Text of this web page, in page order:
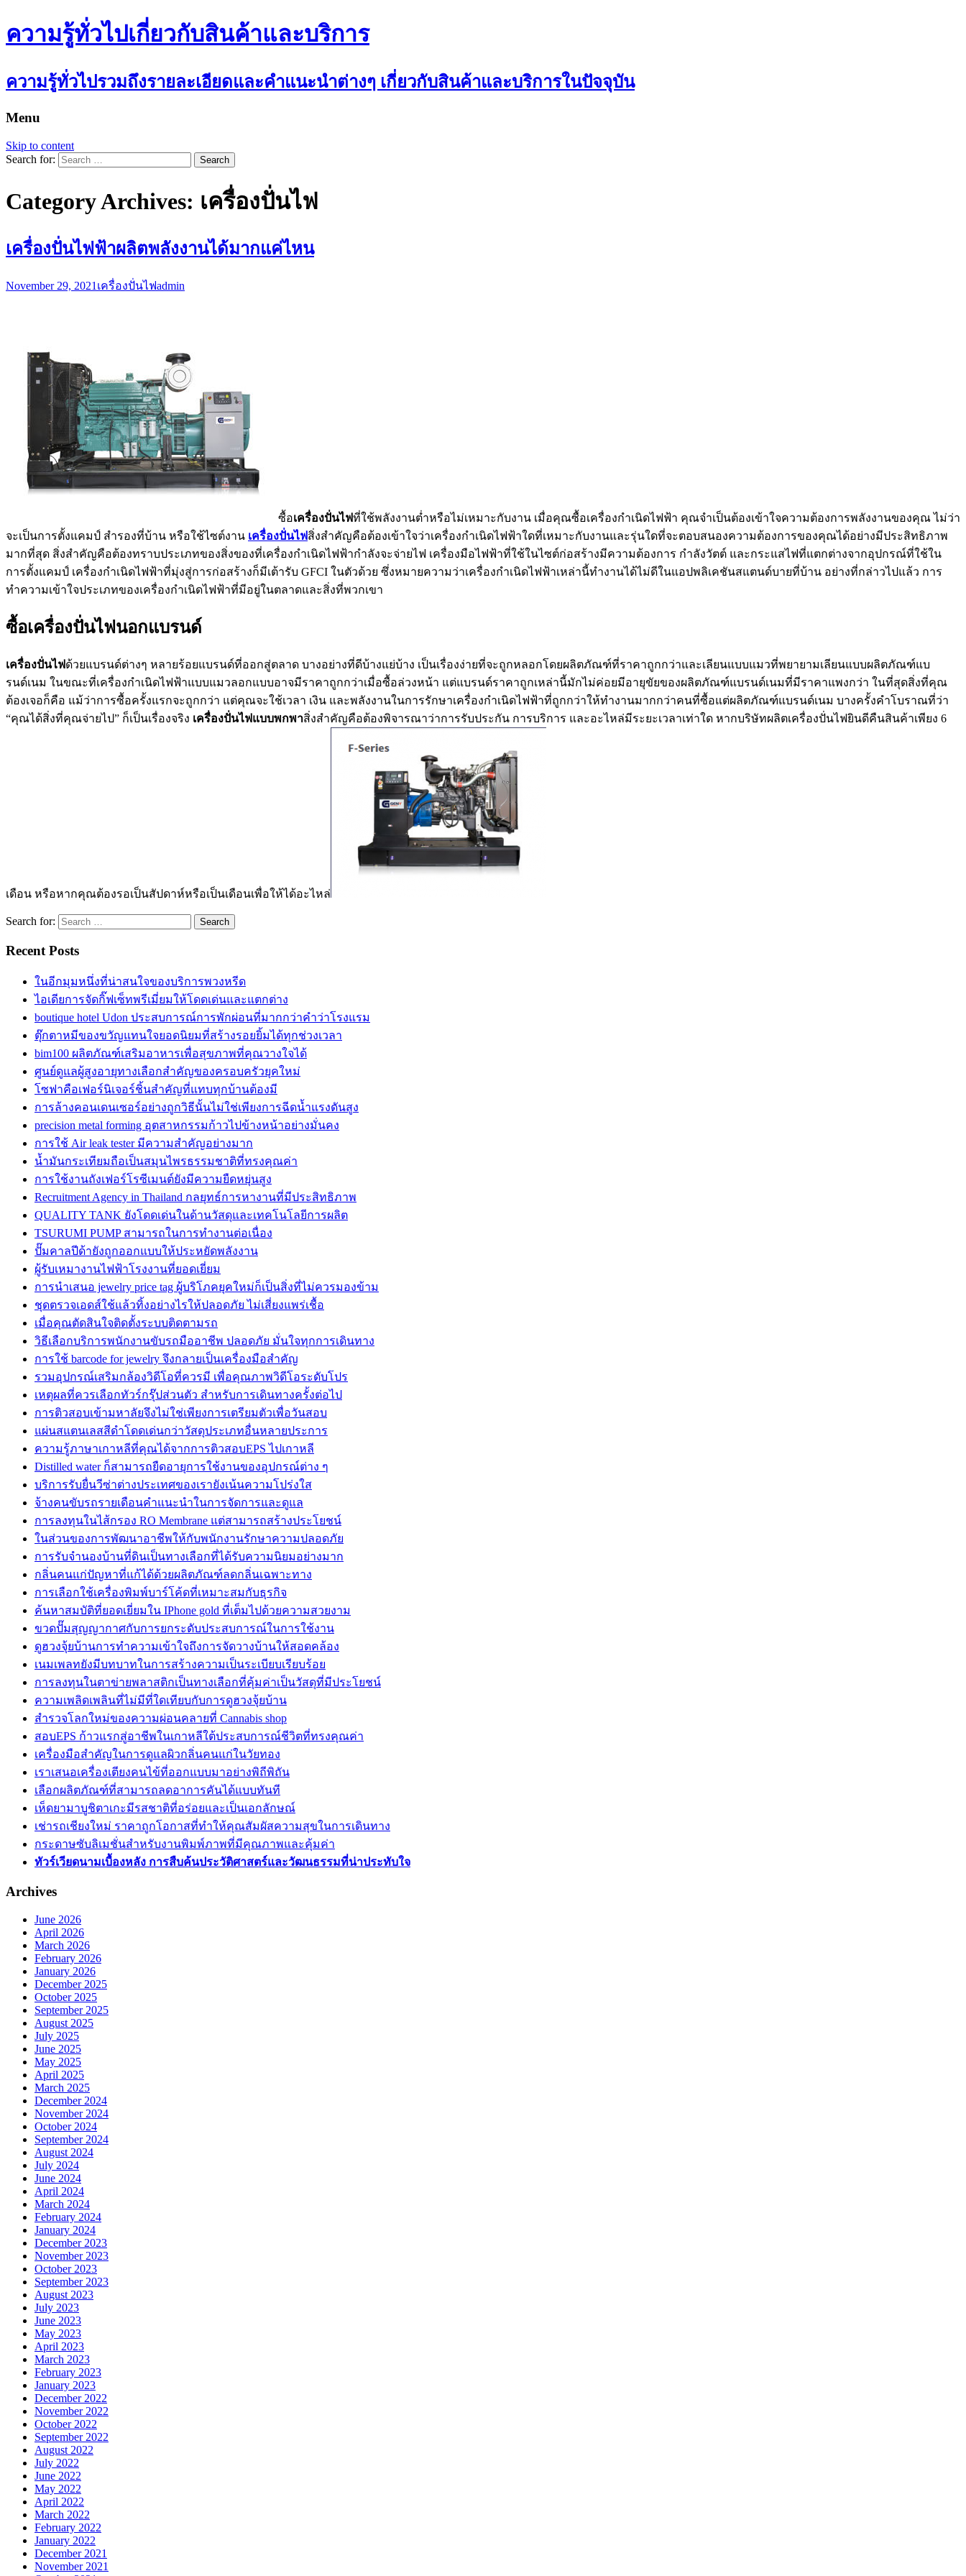
ความรู้ทั่วไปเกี่ยวกับสินค้าและบริการ
ความรู้ทั่วไปรวมถึงรายละเอียดและคำแนะนำต่างๆ เกี่ยวกับสินค้าและบริการในปัจจุบัน
Menu
Skip to content
Search for:
Category Archives: เครื่องปั่นไฟ
เครื่องปั่นไฟฟ้าผลิตพลังงานได้มากแค่ไหน
November 29, 2021 เครื่องปั่นไฟadmin
ซื้อเครื่องปั่นไฟที่ใช้พลังงานต่ำหรือไม่เหมาะกับงาน เมื่อคุณซื้อเครื่องกำเนิดไฟฟ้า คุณจำเป็นต้องเข้าใจความต้องการพลังงานของคุณ ไม่ว่า
จะเป็นการตั้งแคมป์ สำรองที่บ้าน หรือใช้ไซต์งาน เครื่องปั่นไฟสิ่งสำคัญคือต้องเข้าใจว่าเครื่องกำเนิดไฟฟ้าใดที่เหมาะกับงานและรุ่นใดที่จะตอบสนองความต้องการของคุณได้อย่างมีประสิทธิภาพ
มากที่สุด สิ่งสำคัญคือต้องทราบประเภทของสิ่งของที่เครื่องกำเนิดไฟฟ้ากำลังจะจ่ายไฟ เครื่องมือไฟฟ้าที่ใช้ในไซต์ก่อสร้างมีความต้องการ กำลังวัตต์ และกระแสไฟที่แตกต่างจากอุปกรณ์ที่ใช้ใน
การตั้งแคมป์ เครื่องกำเนิดไฟฟ้าที่มุ่งสู่การก่อสร้างก็มีเต้ารับ GFCI ในตัวด้วย ซึ่งหมายความว่าเครื่องกำเนิดไฟฟ้าเหล่านี้ทำงานได้ไม่ดีในแอปพลิเคชันสแตนด์บายที่บ้าน อย่างที่กล่าวไปแล้ว การ
ทำความเข้าใจประเภทของเครื่องกำเนิดไฟฟ้าที่มีอยู่ในตลาดและสิ่งที่พวกเขา
ซื้อเครื่องปั่นไฟนอกแบรนด์
เครื่องปั่นไฟด้วยแบรนด์ต่างๆ หลายร้อยแบรนด์ที่ออกสู่ตลาด บางอย่างที่ดีบ้างแย่บ้าง เป็นเรื่องง่ายที่จะถูกหลอกโดยผลิตภัณฑ์ที่ราคาถูกกว่าและเลียนแบบแมวที่พยายามเลียนแบบผลิตภัณฑ์แบ
รนด์เนม ในขณะที่เครื่องกำเนิดไฟฟ้าแบบแมวลอกแบบอาจมีราคาถูกกว่าเมื่อซื้อล่วงหน้า แต่แบรนด์ราคาถูกเหล่านี้มักไม่ค่อยมีอายุขัยของผลิตภัณฑ์แบรนด์เนมที่มีราคาแพงกว่า ในที่สุดสิ่งที่คุณ
ต้องเจอก็คือ แม้ว่าการซื้อครั้งแรกจะถูกกว่า แต่คุณจะใช้เวลา เงิน และพลังงานในการรักษาเครื่องกำเนิดไฟฟ้าที่ถูกกว่าให้ทำงานมากกว่าคนที่ซื้อแต่ผลิตภัณฑ์แบรนด์เนม บางครั้งคำโบราณที่ว่า
“คุณได้สิ่งที่คุณจ่ายไป” ก็เป็นเรื่องจริง เครื่องปั่นไฟแบบพกพาสิ่งสำคัญคือต้องพิจารณาว่าการรับประกัน การบริการ และอะไหล่มีระยะเวลาเท่าใด หากบริษัทผลิตเครื่องปั่นไฟยินดีคืนสินค้าเพียง 6
เดือน หรือหากคุณต้องรอเป็นสัปดาห์หรือเป็นเดือนเพื่อให้ได้อะไหล่
Search for:
Recent Posts
ในอีกมุมหนึ่งที่น่าสนใจของบริการพวงหรีด
ไอเดียการจัดกิ๊ฟเซ็ทพรีเมี่ยมให้โดดเด่นและแตกต่าง
boutique hotel Udon ประสบการณ์การพักผ่อนที่มากกว่าคำว่าโรงแรม
ตุ๊กตาหมีของขวัญแทนใจยอดนิยมที่สร้างรอยยิ้มได้ทุกช่วงเวลา
bim100 ผลิตภัณฑ์เสริมอาหารเพื่อสุขภาพที่คุณวางใจได้
ศูนย์ดูแลผู้สูงอายุทางเลือกสำคัญของครอบครัวยุคใหม่
โซฟาคือเฟอร์นิเจอร์ชิ้นสำคัญที่แทบทุกบ้านต้องมี
การล้างคอนเดนเซอร์อย่างถูกวิธีนั้นไม่ใช่เพียงการฉีดน้ำแรงดันสูง
precision metal forming อุตสาหกรรมก้าวไปข้างหน้าอย่างมั่นคง
การใช้ Air leak tester มีความสำคัญอย่างมาก
น้ำมันกระเทียมถือเป็นสมุนไพรธรรมชาติที่ทรงคุณค่า
การใช้งานถังเฟอร์โรซีเมนต์ยังมีความยืดหยุ่นสูง
Recruitment Agency in Thailand กลยุทธ์การหางานที่มีประสิทธิภาพ
QUALITY TANK ยังโดดเด่นในด้านวัสดุและเทคโนโลยีการผลิต
TSURUMI PUMP สามารถในการทำงานต่อเนื่อง
ปั๊มคาลปีด้ายังถูกออกแบบให้ประหยัดพลังงาน
ผู้รับเหมางานไฟฟ้าโรงงานที่ยอดเยี่ยม
การนำเสนอ jewelry price tag ผู้บริโภคยุคใหม่ก็เป็นสิ่งที่ไม่ควรมองข้าม
ชุดตรวจเอดส์ใช้แล้วทิ้งอย่างไรให้ปลอดภัย ไม่เสี่ยงแพร่เชื้อ
เมื่อคุณตัดสินใจติดตั้งระบบติดตามรถ
วิธีเลือกบริการพนักงานขับรถมืออาชีพ ปลอดภัย มั่นใจทุกการเดินทาง
การใช้ barcode for jewelry จึงกลายเป็นเครื่องมือสำคัญ
รวมอุปกรณ์เสริมกล้องวิดีโอที่ควรมี เพื่อคุณภาพวิดีโอระดับโปร
เหตุผลที่ควรเลือกทัวร์กรุ๊ปส่วนตัว สำหรับการเดินทางครั้งต่อไป
การติวสอบเข้ามหาลัยจึงไม่ใช่เพียงการเตรียมตัวเพื่อวันสอบ
แผ่นสแตนเลสสีดำโดดเด่นกว่าวัสดุประเภทอื่นหลายประการ
ความรู้ภาษาเกาหลีที่คุณได้จากการติวสอบEPS ไปเกาหลี
Distilled water ก็สามารถยืดอายุการใช้งานของอุปกรณ์ต่าง ๆ
บริการรับยื่นวีซ่าต่างประเทศของเรายังเน้นความโปร่งใส
จ้างคนขับรถรายเดือนคำแนะนำในการจัดการและดูแล
การลงทุนในไส้กรอง RO Membrane แต่สามารถสร้างประโยชน์
ในส่วนของการพัฒนาอาชีพให้กับพนักงานรักษาความปลอดภัย
การรับจำนองบ้านที่ดินเป็นทางเลือกที่ได้รับความนิยมอย่างมาก
กลิ่นคนแก่ปัญหาที่แก้ได้ด้วยผลิตภัณฑ์ลดกลิ่นเฉพาะทาง
การเลือกใช้เครื่องพิมพ์บาร์โค้ดที่เหมาะสมกับธุรกิจ
ค้นหาสมบัติที่ยอดเยี่ยมใน IPhone gold ที่เต็มไปด้วยความสวยงาม
ขวดปั๊มสุญญากาศกับการยกระดับประสบการณ์ในการใช้งาน
ดูฮวงจุ้ยบ้านการทำความเข้าใจถึงการจัดวางบ้านให้สอดคล้อง
เนมเพลทยังมีบทบาทในการสร้างความเป็นระเบียบเรียบร้อย
การลงทุนในตาข่ายพลาสติกเป็นทางเลือกที่คุ้มค่าเป็นวัสดุที่มีประโยชน์
ความเพลิดเพลินที่ไม่มีที่ใดเทียบกับการดูฮวงจุ้ยบ้าน
สำรวจโลกใหม่ของความผ่อนคลายที่ Cannabis shop
สอบEPS ก้าวแรกสู่อาชีพในเกาหลีใต้ประสบการณ์ชีวิตที่ทรงคุณค่า
เครื่องมือสำคัญในการดูแลผิวกลิ่นคนแก่ในวัยทอง
เราเสนอเครื่องเตียงคนไข้ที่ออกแบบมาอย่างพิถีพิถัน
เลือกผลิตภัณฑ์ที่สามารถลดอาการคันได้แบบทันที
เห็ดยามาบูชิตาเกะมีรสชาติที่อร่อยและเป็นเอกลักษณ์
เช่ารถเชียงใหม่ ราคาถูกโอกาสที่ทำให้คุณสัมผัสความสุขในการเดินทาง
กระดาษซับลิเมชั่นสำหรับงานพิมพ์ภาพที่มีคุณภาพและคุ้มค่า
ทัวร์เวียดนามเบื้องหลัง การสืบค้นประวัติศาสตร์และวัฒนธรรมที่น่าประทับใจ
Archives
June 2026
April 2026
March 2026
February 2026
January 2026
December 2025
October 2025
September 2025
August 2025
July 2025
June 2025
May 2025
April 2025
March 2025
December 2024
November 2024
October 2024
September 2024
August 2024
July 2024
June 2024
April 2024
March 2024
February 2024
January 2024
December 2023
November 2023
October 2023
September 2023
August 2023
July 2023
June 2023
May 2023
April 2023
March 2023
February 2023
January 2023
December 2022
November 2022
October 2022
September 2022
August 2022
July 2022
June 2022
May 2022
April 2022
March 2022
February 2022
January 2022
December 2021
November 2021